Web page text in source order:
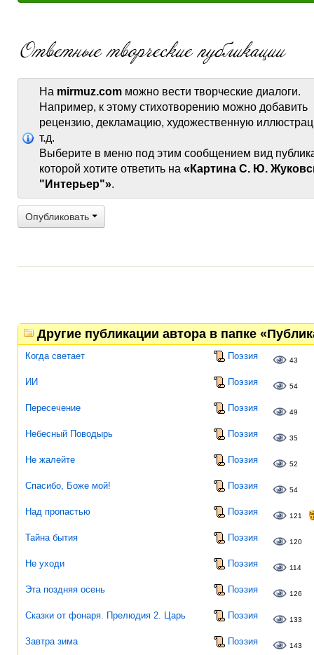
На mirmuz.com можно вести творческие диалоги.
Например, к этому стихотворению можно добавить
рецензию, декламацию, художественную
т.д.
Выберите в меню под этим сообщением вид
которой хотите ответить на «Картина С. Ю.
"Интерьер"».
Опубликовать
Другие публикации автора в папке
Когда светает Поэзия 43
ИИ Поэзия 54
Пересечение Поэзия 49
Небесный Поводырь Поэзия 35
Не жалейте Поэзия 52
Спасибо, Боже мой! Поэзия 54
Над пропастью Поэзия 121
Тайна бытия Поэзия 120
Не уходи Поэзия 114
Эта поздняя осень Поэзия 126
Сказки от фонаря. Прелюдия 2. Царь Поэзия 133
Завтра зима Поэзия 143